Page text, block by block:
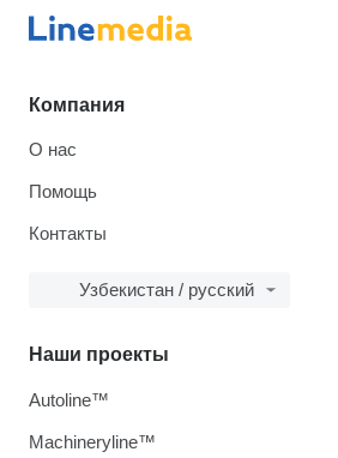
Компания
О нас
Помощь
Контакты
Узбекистан / русский
Наши проекты
Autoline™
Machineryline™